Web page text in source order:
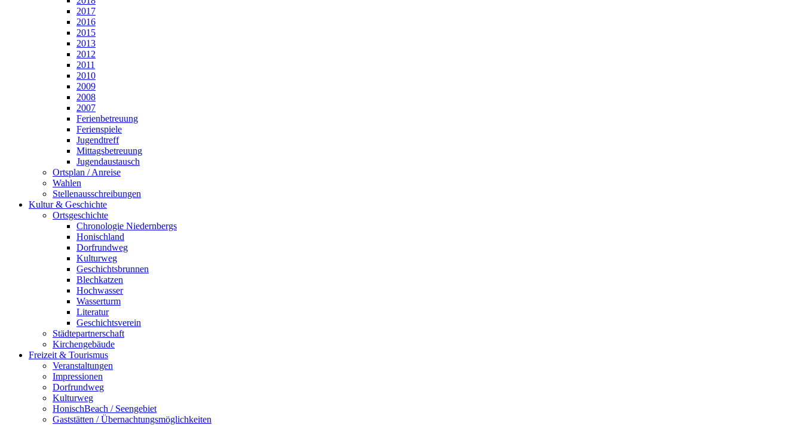
2017
2016
2015
2013
2012
2011
2010
2009
2008
2007
Ferienbetreuung
Ferienspiele
Jugendtreff
Mittagsbetreuung
Jugendaustausch
Ortsplan / Anreise
Wahlen
Stellenausschreibungen
Kultur & Geschichte
Ortsgeschichte
Chronologie Niedernbergs
Honischland
Dorfrundweg
Kulturweg
Geschichtsbrunnen
Blechkatzen
Hochwasser
Wasserturm
Literatur
Geschichtsverein
Städtepartnerschaft
Kirchengebäude
Freizeit & Tourismus
Veranstaltungen
Impressionen
Dorfrundweg
Kulturweg
HonischBeach / Seengebiet
Gaststätten / Übernachtungsmöglichkeiten